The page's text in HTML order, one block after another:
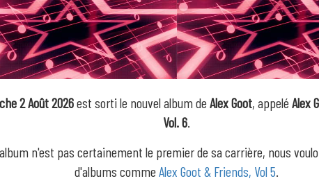
2 Août 2026est sorti le nouvel album deAlex Goot, appeléAlex
Vol. 6.
n'est pas certainement le premier de sa carrière, nous
d'albums commeAlex Goot & Friends, Vol 5.